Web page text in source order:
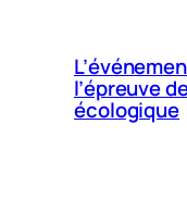
l’épreuve
écologique